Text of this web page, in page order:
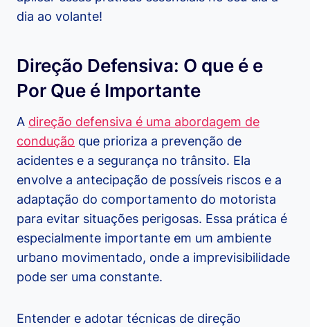
dia ao volante!
Direção Defensiva: O que é e
Por Que é Importante
A direção defensiva é uma abordagem de
condução que prioriza a prevenção de
acidentes e a segurança no trânsito. Ela
envolve a antecipação de possíveis riscos e a
adaptação do comportamento do motorista
para evitar situações perigosas. Essa prática é
especialmente importante em um ambiente
urbano movimentado, onde a imprevisibilidade
pode ser uma constante.
Entender e adotar técnicas de direção